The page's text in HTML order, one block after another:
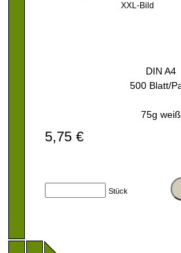
XXL-Bild
DIN A4
500 Blatt/
75g weiß
5,75 €
Stück